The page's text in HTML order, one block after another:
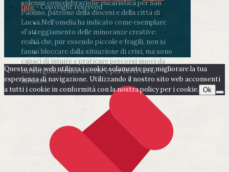
solenne concelebrazione eucaristica per San
Paolino, patrono della diocesi e della città di
Lucca.Nell’omelia ha indicato come esemplare
«l’atteggiamento delle minoranze creative:
realtà che, pur essendo piccole e fragili, non si
fanno bloccare dalla situazione di crisi, ma sono
capaci di intuire e praticare percorsi nuovi da
cui sorgono realtà diverse e per certi versi
inedite».
Info- Copyright reserved
Questo sito web utilizza i cookie solamente per migliorare la tua
esperienza di navigazione. Utilizzando il nostro sito web acconsenti
a tutti i cookie in conformità con la nostra policy per i cookie. Ok